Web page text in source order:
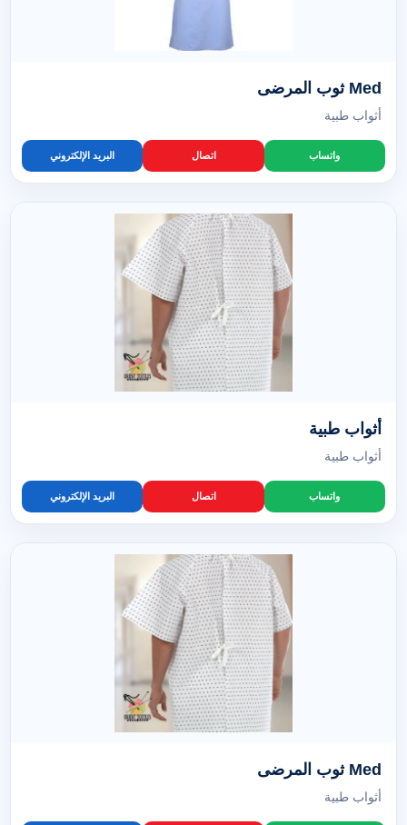
Med ثوب المرضى
أثواب طبية
واتساب اتصال البريد الإلكتروني
أثواب طبية
أثواب طبية
واتساب اتصال البريد الإلكتروني
Med ثوب المرضى
أثواب طبية